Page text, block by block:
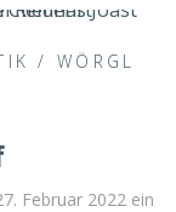
/WÖRGL
Februar 2022 ein